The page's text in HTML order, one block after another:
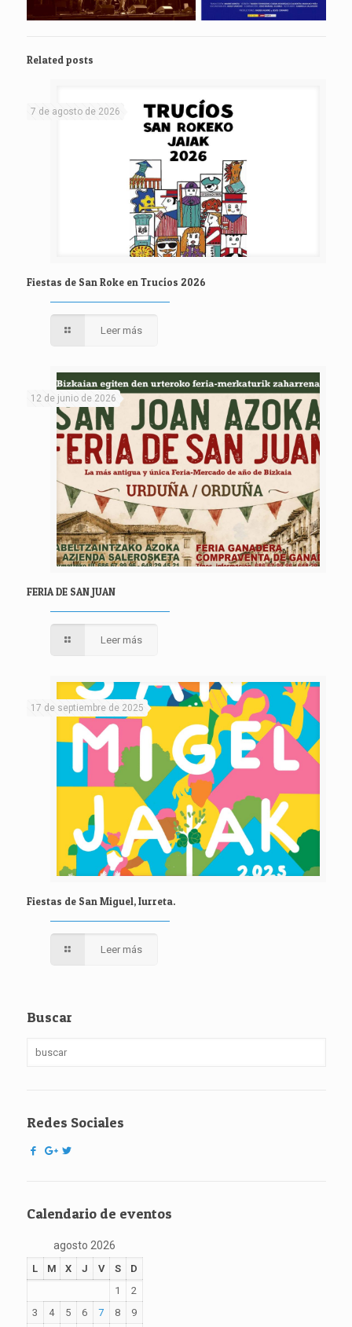
Related posts
7 de agosto de 2026
Fiestas de San Roke en Trucíos 2026
Leer más
12 de junio de 2026
FERIA DE SAN JUAN
Leer más
17 de septiembre de 2025
Fiestas de San Miguel, Iurreta.
Leer más
Buscar
Redes Sociales
Calendario de eventos
agosto 2026
L M X J V S
D
1
2
3
4 5 6 7 8
9